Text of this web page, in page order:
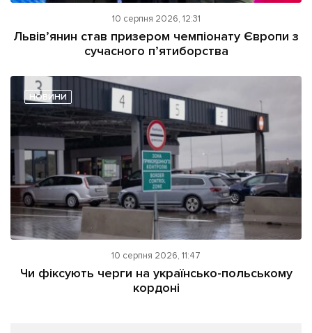
10 серпня 2026, 12:31
Львів’янин став призером чемпіонату Європи з
сучасного п’ятиборства
НОВИНИ
10 серпня 2026, 11:47
Чи фіксують черги на українсько-польському
кордоні